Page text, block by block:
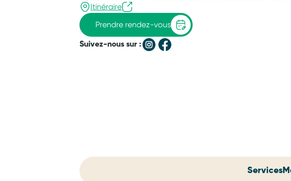
Itinéraire
Prendre rendez-vous
Suivez-nous sur :
Services